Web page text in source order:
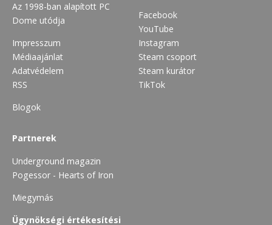
Az 1998-ban alapított PC
Dome utódja
Impresszum
Médiaajánlat
Adatvédelem
RSS
Blogok
Facebook
YouTube
Instagram
Steam csoport
Steam kurátor
TikTok
Partnerek
Underground magazin
Pogessor - Hearts of Iron
Miegymás
Ügynökségi értékesítési